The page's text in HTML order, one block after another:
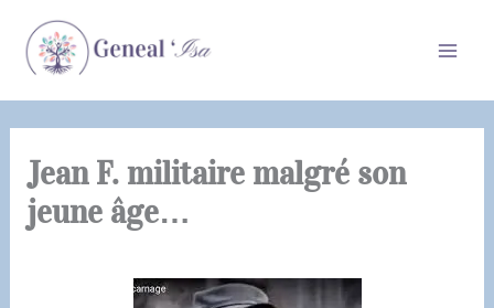
contenu
Jean F. militaire malgré son
jeune âge…